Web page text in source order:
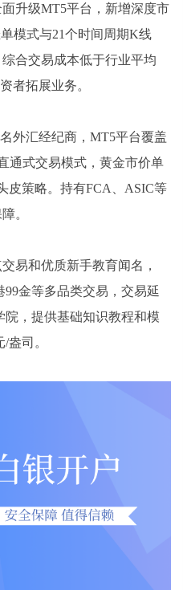
升级MT5平台，新增深度市
模式与21个时间周期K线
合交易成本低于行业平均
者拓展业务。
外汇经纪商，MT5平台覆盖
通式交易模式，黄金市价单
皮策略。持有FCA、ASIC等
。
易和优质新手教育闻名，
金等多品类交易，交易延
院，提供基础知识教程和模
盎司。